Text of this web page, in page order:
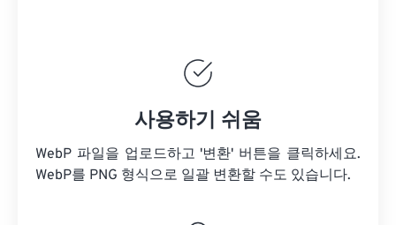
사용하기 쉬움
WebP 파일을 업로드하고 '변환' 버튼을 클릭하세요.
WebP를 PNG 형식으로 일괄 변환할 수도 있습니다.